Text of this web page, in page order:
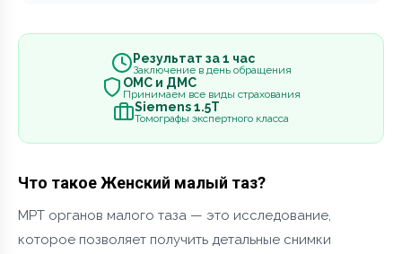
Результат за 1 час
Заключение в день обращения
ОМС и ДМС
Принимаем все виды страхования
Siemens 1.5Т
Томографы экспертного класса
Что такое Женский малый таз?
МРТ органов малого таза — это исследование,
которое позволяет получить детальные снимки